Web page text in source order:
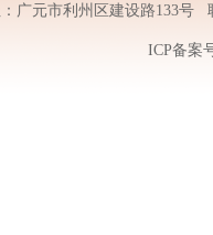
广元市利州区建设路133号
ICP备案